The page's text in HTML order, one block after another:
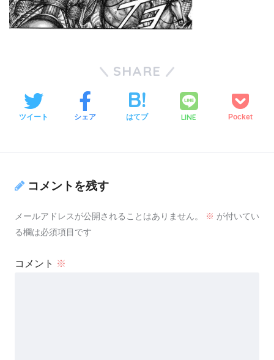
SHARE
ツイート シェア はてブ LINE Pocket
コメントを残す
メールアドレスが公開されることはありません。 ※ が付いてい
る欄は必須項目です
コメント ※